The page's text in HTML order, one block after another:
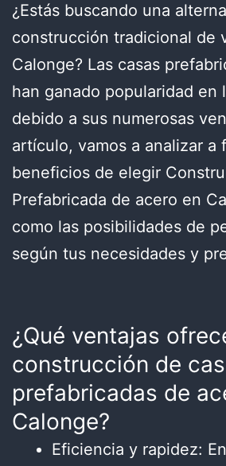
¿Estás buscando una
construcción tradicional de
Calonge? Las casas
han ganado popularidad en
debido a sus numerosas
artículo, vamos a analizar a
beneficios de elegir
Prefabricada de acero en
como las posibilidades de
según tus necesidades y
¿Qué ventajas
construcción de
prefabricadas de
Calonge?
Eficiencia y rapidez: